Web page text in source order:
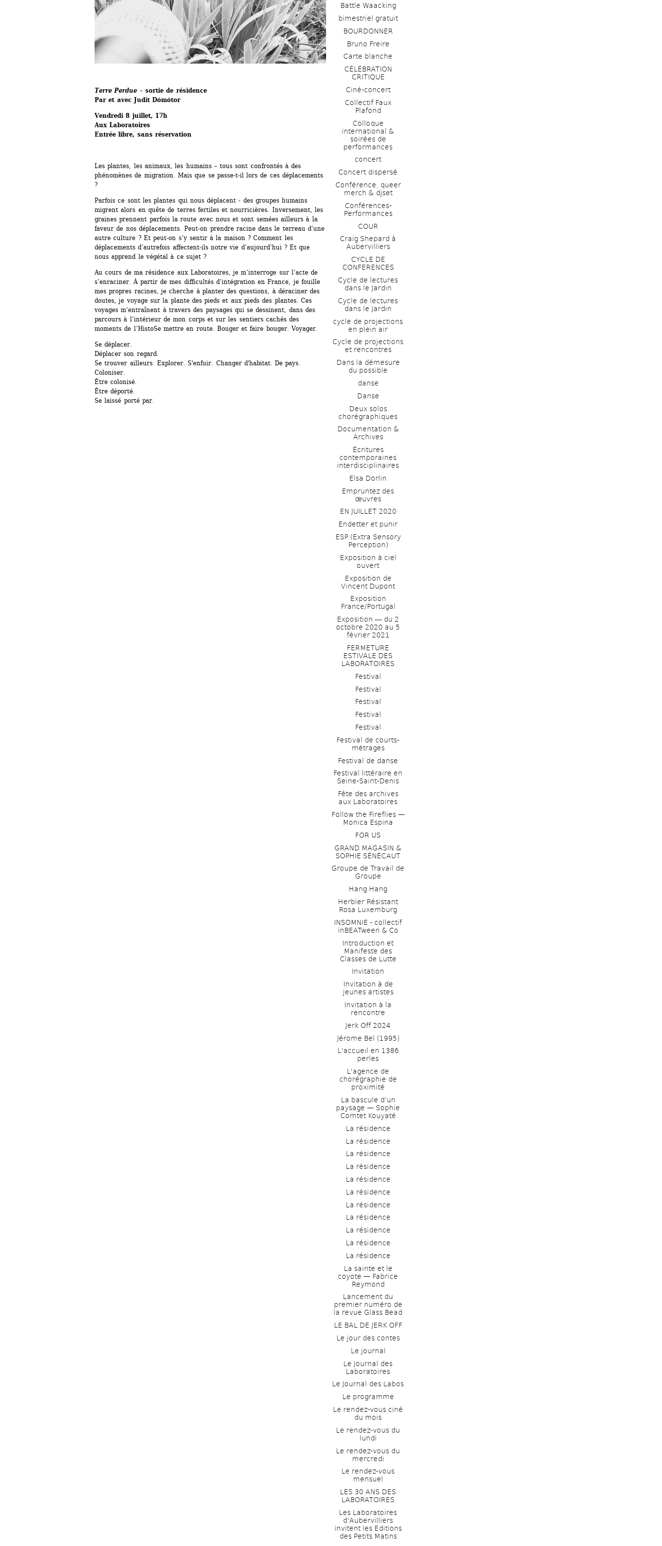
Terre Perdue – sortie de résidence
Par et avec Judit Dömötor
Vendredi 8 juillet, 17h
Aux Laboratoires
Entrée libre, sans réservation
Les plantes, les animaux, les humains – tous sont confrontés à des
phénomènes de migration. Mais que se passe-t-il lors de ces déplacements
?
Parfois ce sont les plantes qui nous déplacent - des groupes humains
migrent alors en quête de terres fertiles et nourricières. Inversement, les
graines prennent parfois la route avec nous et sont semées ailleurs à la
faveur de nos déplacements. Peut-on prendre racine dans le terreau d’une
autre culture ? Et peut-on s’y sentir à la maison ? Comment les
déplacements d’autrefois affectent-ils notre vie d’aujourd’hui ? Et que
nous apprend le végétal à ce sujet ?
Au cours de ma résidence aux Laboratoires, je m’interroge sur l’acte de
s’enraciner. À partir de mes difficultés d’intégration en France, je fouille
mes propres racines, je cherche à planter des questions, à déraciner des
doutes, je voyage sur la plante des pieds et aux pieds des plantes. Ces
voyages m’entraînent à travers des paysages qui se dessinent, dans des
parcours à l’intérieur de mon corps et sur les sentiers cachés des
moments de l’HistoSe mettre en route. Bouger et faire bouger. Voyager.
Se déplacer.
Déplacer son regard.
Se trouver ailleurs. Explorer. S'enfuir. Changer d'habitat. De pays.
Coloniser.
Être colonisé.
Être déporté.
Se laissé porté par.
Battle Waacking
bimestriel gratuit
BOURDONNER
Bruno Freire
Carte blanche
CÉLÉBRATION
CRITIQUE
Ciné-concert
Collectif Faux
Plafond
Colloque
international &
soirées de
performances
concert
Concert dispersé
Conférence, queer
merch & djset
Conférences-
Performances
COUR
Craig Shepard à
Aubervilliers
CYCLE DE
CONFERENCES
Cycle de lectures
dans le Jardin
Cycle de lectures
dans le Jardin
cycle de projections
en plein air
Cycle de projections
et rencontres
Dans la démesure
du possible
danse
Danse
Deux solos
chorégraphiques
Documentation &
Archives
Écritures
contemporaines
interdisciplinaires
Elsa Dorlin
Empruntez des
œuvres
EN JUILLET 2020
Endetter et punir
ESP (Extra Sensory
Perception)
Exposition à ciel
ouvert
Exposition de
Vincent Dupont
Exposition
France/Portugal
Exposition ― du 2
octobre 2020 au 5
février 2021
FERMETURE
ESTIVALE DES
LABORATOIRES
Festival
Festival
Festival
Festival
Festival
Festival de courts-
métrages
Festival de danse
Festival littéraire en
Seine-Saint-Denis
Fête des archives
aux Laboratoires
Follow the Fireflies —
Monica Espina
FOR US
GRAND MAGASIN &
SOPHIE SÉNÉCAUT
Groupe de Travail de
Groupe
Hang Hang
Herbier Résistant
Rosa Luxemburg
INSOMNIE - collectif
inBEATween & Co
Introduction et
Manifeste des
Classes de Lutte
Invitation
Invitation à de
jeunes artistes
Invitation à la
rencontre
Jerk Off 2024
Jérome Bel (1995)
L'accueil en 1386
perles
L'agence de
chorégraphie de
proximité
La bascule d’un
paysage — Sophie
Comtet Kouyaté
La résidence
La résidence
La résidence
La résidence
La résidence
La résidence
La résidence
La résidence
La résidence
La résidence
La résidence
La sainte et le
coyote — Fabrice
Reymond
Lancement du
premier numéro de
la revue Glass Bead
LE BAL DE JERK OFF
Le jour des contes
Le journal
Le Journal des
Laboratoires
Le Journal des Labos
Le programme
Le rendez-vous ciné
du mois
Le rendez-vous du
lundi
Le rendez-vous du
mercredi
Le rendez-vous
mensuel
LES 30 ANS DES
LABORATOIRES
Les Laboratoires
d'Aubervilliers
invitent les Editions
des Petits Matins